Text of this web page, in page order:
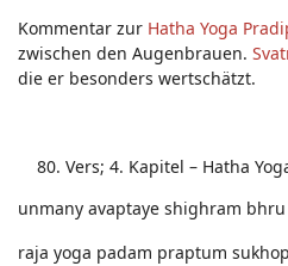
Kommentar zur Hatha Yoga
zwischen den Augenbrauen.
die er besonders wertschätzt.
Vers; 4. Kapitel – Hatha
unmany avaptaye shighram
raja yoga padam praptum